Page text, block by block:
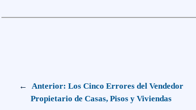
← Anterior:Los Cinco Errores del Vendedor
Propietario de Casas, Pisos y Viviendas